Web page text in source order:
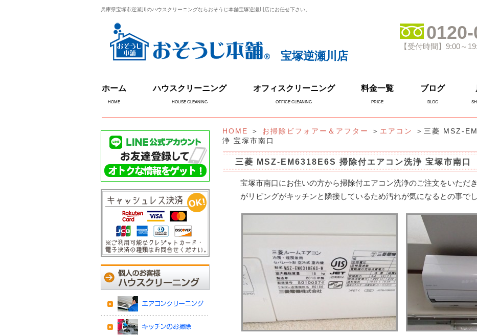
兵庫県宝塚市逆瀬川のハウスクリーニングならおそうじ本舗宝塚逆瀬川店にお任せ下さい。
宝塚逆瀬川店
【受付時間】9:00～
ホーム
HOME
ハウスクリーニング
HOUSE CLEANING
オフィスクリーニング
OFFICE CLEANING
料金一覧
PRICE
ブログ
BLOG
HOME ＞ お掃除ビフォアー＆アフター ＞ エアコン
＞三菱 MSZ-
浄 宝塚市南口
三菱 MSZ-EM6318E6S 掃除付エアコン洗浄 宝塚市南口
宝塚市南口にお住いの方から掃除付エアコン洗浄のご注文をいただ
がリビングがキッチンと隣接しているため汚れが気になるとの事でし